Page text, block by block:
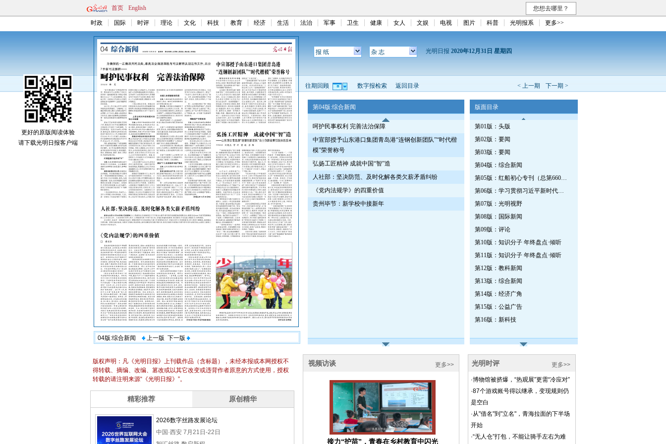
首页 English 您想去哪里？
时政 国际 时评 理论 文化 科技 教育 经济 生活 法治 军事 卫生 健康 女人 文娱 电视 图片 科普 光明报系 更多>>
04版:综合新闻 上一版 下一版
报 纸 杂 志 光明日报 2020年12月31日 星期四
< 上一期 下一期 >
往期回顾 数字报检索 返回目录
第04版:综合新闻
呵护民事权利 完善法治保障
中宣部授予山东港口集团青岛港“连钢创新团队”“时代楷
模”荣誉称号
弘扬工匠精神 成就中国“智”造
人社部：坚决防范、及时化解各类欠薪矛盾纠纷
《党内法规学》的四重价值
贵州毕节：新学校中接新年
版面目录
第01版：头版
第02版：要闻
第03版：要闻
第04版：综合新闻
第05版：红船初心专刊（总第660期）
第06版：学习贯彻习近平新时代中国特色社会主义思想专刊（第663期）
第07版：光明视野
第08版：国际新闻
第09版：评论
第10版：知识分子 年终盘点·倾听
第11版：知识分子 年终盘点·倾听
第12版：教科新闻
第13版：综合新闻
第14版：经济广角
第15版：公益广告
第16版：新科技
更好的原版阅读体验
请下载光明日报客户端